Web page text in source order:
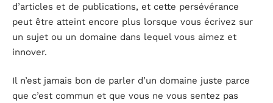
d’articles et de publications, et cette persévérance
peut être atteint encore plus lorsque vous écrivez sur
un sujet ou un domaine dans lequel vous aimez et
innover.
Il n’est jamais bon de parler d’un domaine juste parce
que c’est commun et que vous ne vous sentez pas